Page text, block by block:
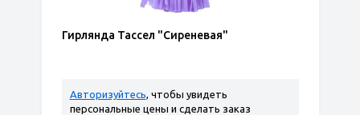
Гирлянда Тассел "Сиреневая"
Авторизуйтесь, чтобы увидеть
персональные цены и сделать заказ